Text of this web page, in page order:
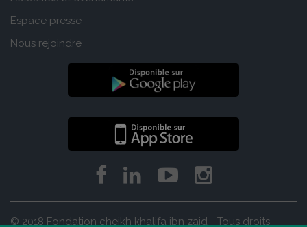
Espace presse
Nous rejoindre
© 2018 Fondation cheikh khalifa ibn zaid - Tous droits